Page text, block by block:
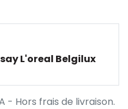
L'oreal Belgilux
- Hors frais de livraison.